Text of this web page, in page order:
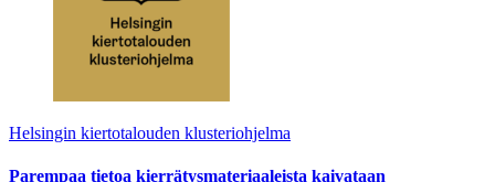
Helsingin kiertotalouden klusteriohjelma
Parempaa tietoa kierrätysmateriaaleista kaivataan